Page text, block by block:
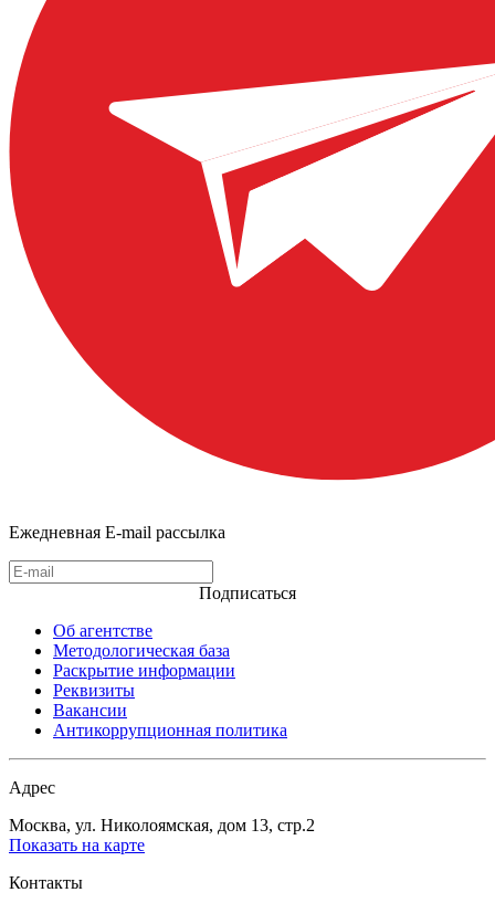
Ежедневная E-mail рассылка
Подписаться
Об агентстве
Методологическая база
Раскрытие информации
Реквизиты
Вакансии
Антикоррупционная политика
Адрес
Москва, ул. Николоямская, дом 13, стр.2
Показать на карте
Контакты